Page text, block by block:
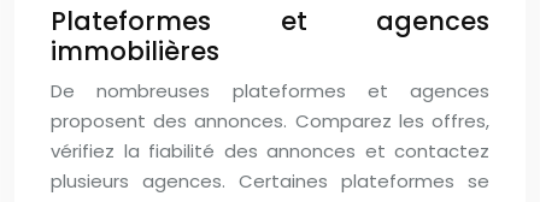
Plateformes et agences
immobilières
De nombreuses plateformes et agences
proposent des annonces. Comparez les offres,
vérifiez la fiabilité des annonces et contactez
plusieurs agences. Certaines plateformes se